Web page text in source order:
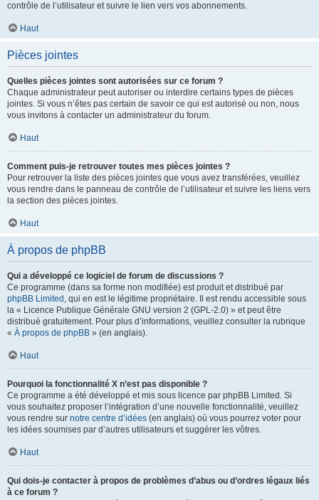
contrôle de l’utilisateur et suivre le lien vers vos abonnements.
Haut
Pièces jointes
Quelles pièces jointes sont autorisées sur ce forum ?
Chaque administrateur peut autoriser ou interdire certains types de pièces
jointes. Si vous n’êtes pas certain de savoir ce qui est autorisé ou non, nous
vous invitons à contacter un administrateur du forum.
Haut
Comment puis-je retrouver toutes mes pièces jointes ?
Pour retrouver la liste des pièces jointes que vous avez transférées, veuillez
vous rendre dans le panneau de contrôle de l’utilisateur et suivre les liens vers
la section des pièces jointes.
Haut
À propos de phpBB
Qui a développé ce logiciel de forum de discussions ?
Ce programme (dans sa forme non modifiée) est produit et distribué par
phpBB Limited , qui en est le légitime propriétaire. Il est rendu accessible sous
la « Licence Publique Générale GNU version 2 (GPL-2.0) » et peut être
distribué gratuitement. Pour plus d’informations, veuillez consulter la rubrique
« À propos de phpBB » (en anglais).
Haut
Pourquoi la fonctionnalité X n’est pas disponible ?
Ce programme a été développé et mis sous licence par phpBB Limited. Si
vous souhaitez proposer l’intégration d’une nouvelle fonctionnalité, veuillez
vous rendre sur notre centre d’idées (en anglais) où vous pourrez voter pour
les idées soumises par d’autres utilisateurs et suggérer les vôtres.
Haut
Qui dois-je contacter à propos de problèmes d’abus ou d’ordres légaux liés
à ce forum ?